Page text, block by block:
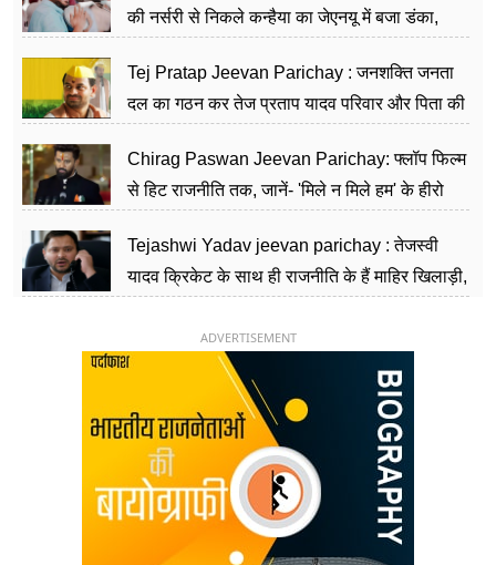
की नर्सरी से निकले कन्हैया का जेएनयू में बजा डंका,
Tej Pratap Jeevan Parichay : जनशक्ति जनता
दल का गठन कर तेज प्रताप यादव परिवार और पिता की
Chirag Paswan Jeevan Parichay: फ्लॉप फिल्म
से हिट राजनीति तक, जानें- 'मिले न मिले हम' के हीरो
Tejashwi Yadav jeevan parichay : तेजस्वी
यादव क्रिकेट के साथ ही राजनीति के हैं माहिर खिलाड़ी,
ADVERTISEMENT